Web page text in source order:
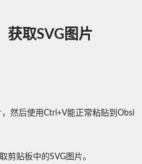
获取SVG图片
然后使用Ctrl+V能正常粘贴到Obsi
剪贴板中的SVG图片。